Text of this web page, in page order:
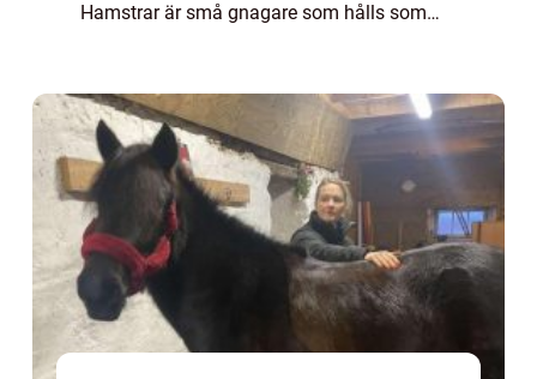
Hamstrar är små gnagare som hålls som